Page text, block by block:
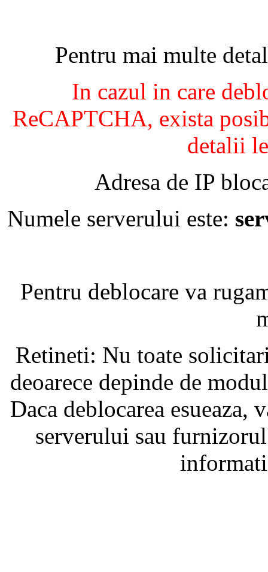
Pentru mai multe
In cazul in care
ReCAPTCHA, exista
detalii
Adresa de IP
Numele serverului este:
Pentru deblocare va
Retineti: Nu toate
deoarece depinde de
Daca deblocarea
serverului sau